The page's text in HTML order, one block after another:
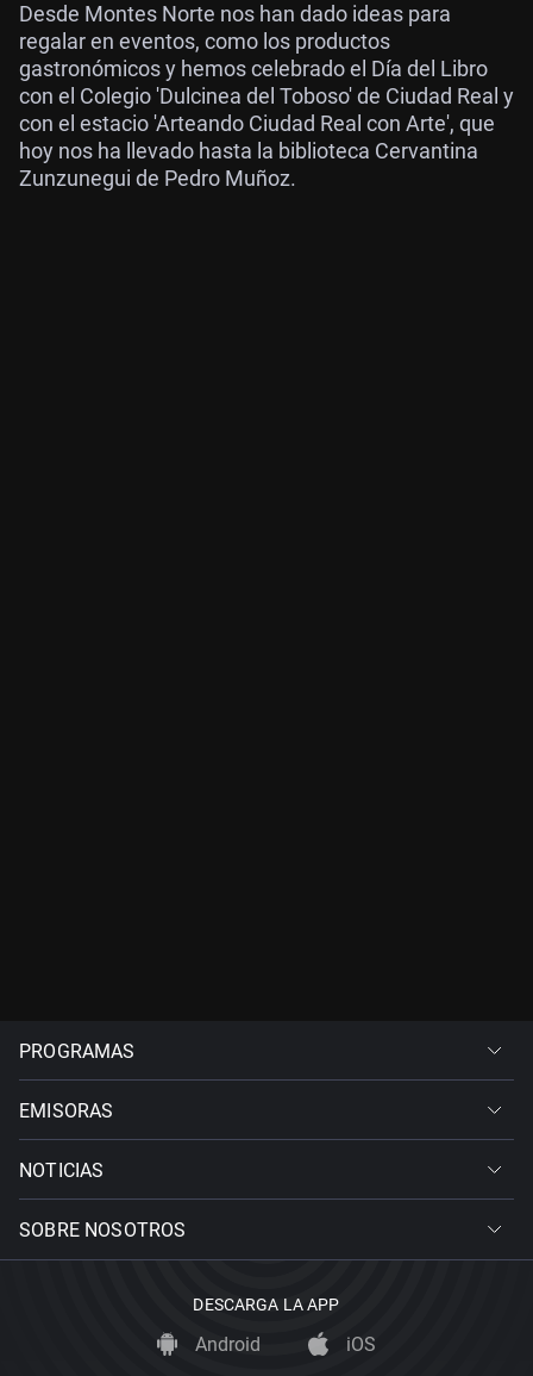
Desde Montes Norte nos han dado ideas para
regalar en eventos, como los productos
gastronómicos y hemos celebrado el Día del Libro
con el Colegio 'Dulcinea del Toboso' de Ciudad Real y
con el estacio 'Arteando Ciudad Real con Arte', que
hoy nos ha llevado hasta la biblioteca Cervantina
Zunzunegui de Pedro Muñoz.
PROGRAMAS
EMISORAS
NOTICIAS
SOBRE NOSOTROS
DESCARGA LA APP
Android iOS